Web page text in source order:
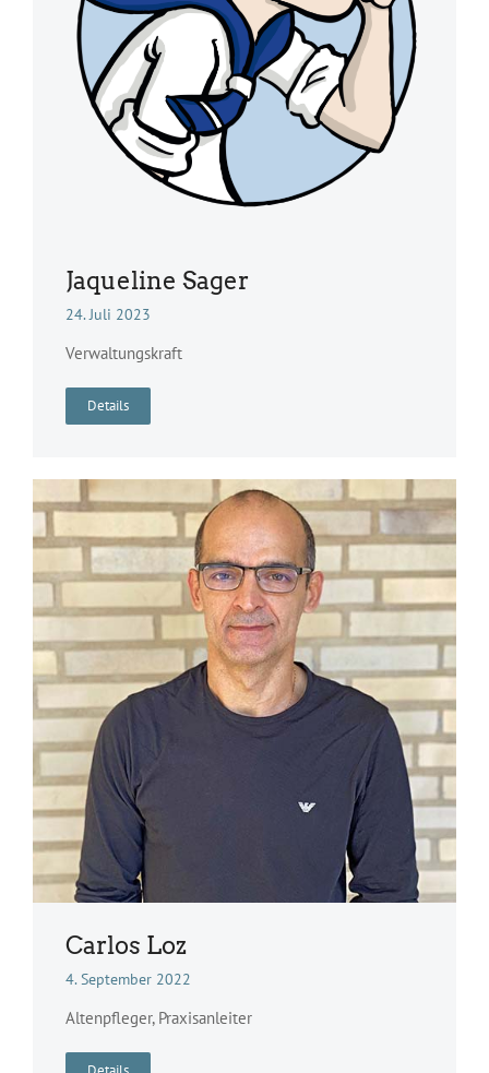
Jaqueline Sager
24. Juli 2023
Verwaltungskraft
Details
Carlos Loz
4. September 2022
Altenpfleger, Praxisanleiter